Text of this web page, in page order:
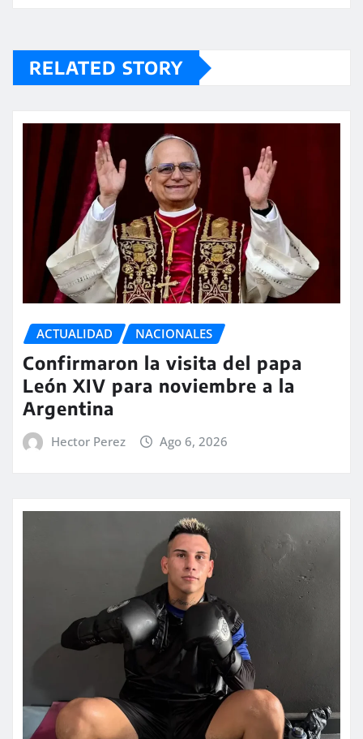
RELATED STORY
ACTUALIDAD NACIONALES
Confirmaron la visita del papa
León XIV para noviembre a la
Argentina
Hector Perez Ago 6, 2026